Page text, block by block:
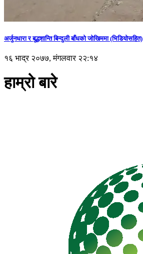
अर्जुनधारा र बुद्धशान्ति बिन्दुली बाँधको जोखिममा (भिडियाेसहित)
१६ भाद्र २०७७, मंगलवार २२:१४
हाम्रो बारे